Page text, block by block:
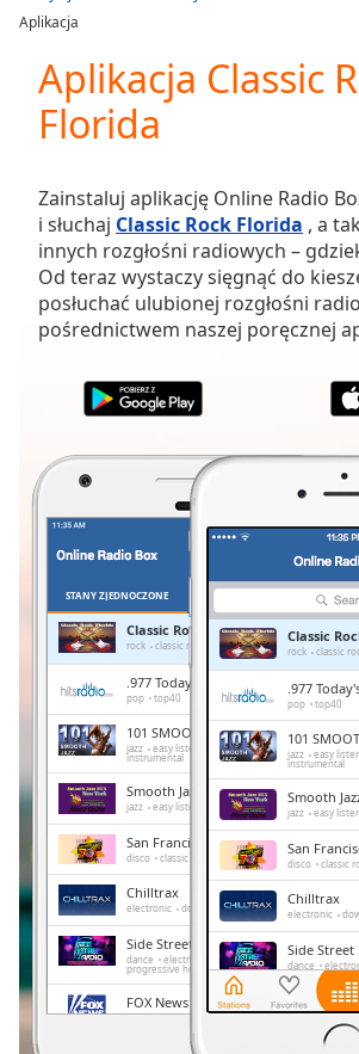
loading.
Video
Play
Skip
Backward
Mute
Current
Time0:00
Duration-:-
Loaded:
LIVE
live,
currently
behind
LIVE
Chapters
Chapters
Descriptions
descriptions
off,
selected
subtitles
Aplikacja
Aplikacja Classic
Florida
Zainstaluj aplikację Online Radio
i słuchaj Classic Rock Florida , a
innych rozgłośni radiowych –
Od teraz wystaczy sięgnąć do
posłuchać ulubionej rozgłośni
pośrednictwem naszej poręcznej
STANY ZJEDNOCZONE
Classic Rock Florida
rock classic rock 80s 70s 60s
.977 Today's Hits
pop top40
101 SMOOTH JAZZ
jazz easy listening smooth jazz
instrumental
Smooth Jazz Mix New York
jazz easy listening smooth jazz
San Francisco's 70s HITS
disco classic rock 70s hits
Chilltrax
electronic downtempo chill-out
Side Street Radio
dance electronic trance house
progressive house club
FOX News Talk
news talk
Classic
rock classic
.977
pop top40
101
jazz easy
instrumental
Smooth
jazz easy
San
disco classic
Chilltrax
electronic
Side Street
dance
progressive
FOX News
talk